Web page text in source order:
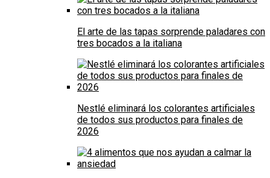
El arte de las tapas sorprende paladares con
tres bocados a la italiana
Nestlé eliminará los colorantes artificiales
de todos sus productos para finales de
2026